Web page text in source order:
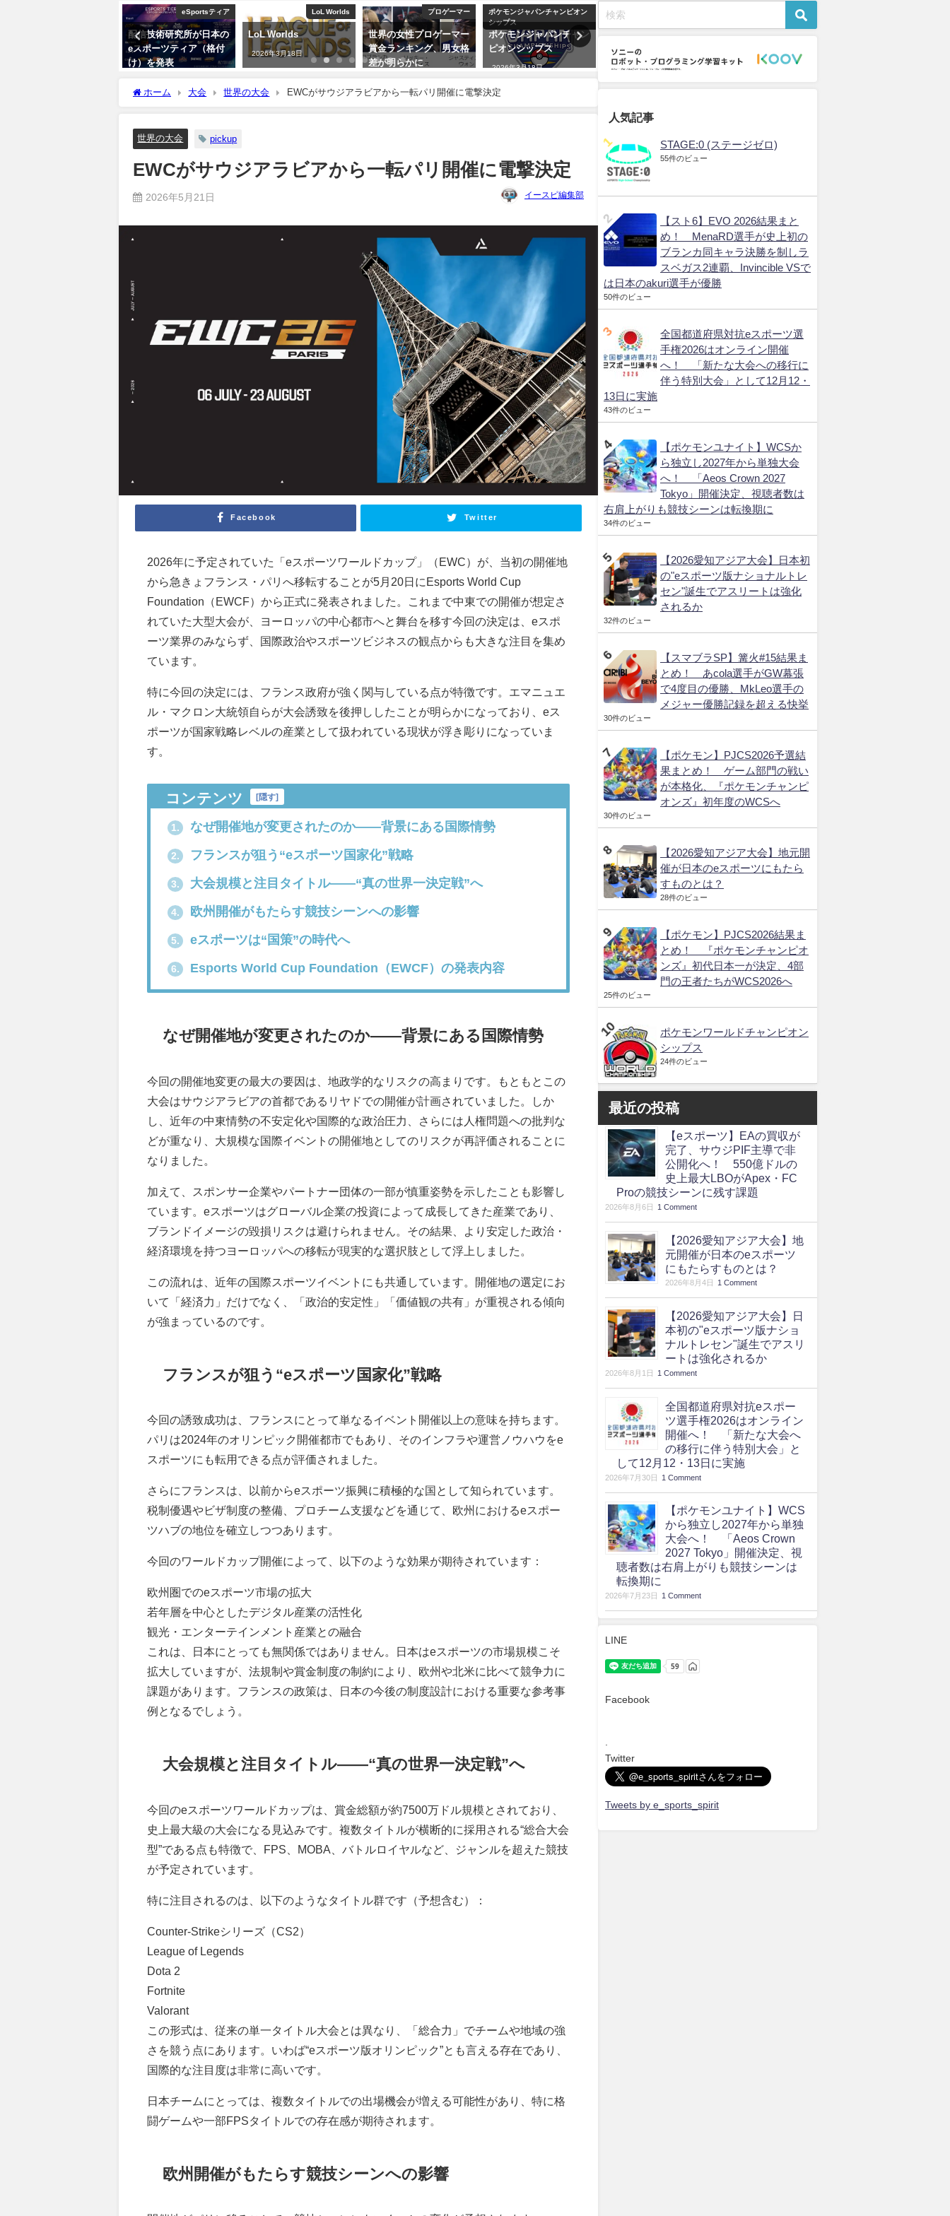
eSportsティア
配信技術研究所が日本の
eスポーツティア（格付
け）を発表
LoL Worlds
LoL Worlds
2026年3月18日
プロゲーマー
世界の女性プロゲーマー
賞金ランキング、男女格
差が明らかに
ポケモンジャパンチャンピオン
シップス
ポケモンジャパンチャン
ピオンシップス
2026年3月18日
2025」賞金総額100億円
超と発表 eスポーツ史
プロゲーマー
ア 米国で有効性が実証
ホーム 大会 世界の大会 EWCがサウジアラビアから一転パリ開催に電撃決定
世界の大会 pickup
EWCがサウジアラビアから一転パリ開催に電撃決定
2026年5月21日 イースピ編集部
Facebook Twitter
2026年に予定されていた「eスポーツワールドカップ」（EWC）が、当初の開催地
から急きょフランス・パリへ移転することが5月20日にEsports World Cup
Foundation（EWCF）から正式に発表されました。これまで中東での開催が想定さ
れていた大型大会が、ヨーロッパの中心都市へと舞台を移す今回の決定は、eスポ
ーツ業界のみならず、国際政治やスポーツビジネスの観点からも大きな注目を集め
ています。
特に今回の決定には、フランス政府が強く関与している点が特徴です。エマニュエ
ル・マクロン大統領自らが大会誘致を後押ししたことが明らかになっており、eス
ポーツが国家戦略レベルの産業として扱われている現状が浮き彫りになっていま
す。
コンテンツ [隠す]
1. なぜ開催地が変更されたのか――背景にある国際情勢
2. フランスが狙う“eスポーツ国家化”戦略
3. 大会規模と注目タイトル――“真の世界一決定戦”へ
4. 欧州開催がもたらす競技シーンへの影響
5. eスポーツは“国策”の時代へ
6. Esports World Cup Foundation（EWCF）の発表内容
なぜ開催地が変更されたのか――背景にある国際情勢
今回の開催地変更の最大の要因は、地政学的なリスクの高まりです。もともとこの
大会はサウジアラビアの首都であるリヤドでの開催が計画されていました。しか
し、近年の中東情勢の不安定化や国際的な政治圧力、さらには人権問題への批判な
どが重なり、大規模な国際イベントの開催地としてのリスクが再評価されることに
なりました。
加えて、スポンサー企業やパートナー団体の一部が慎重姿勢を示したことも影響し
ています。eスポーツはグローバル企業の投資によって成長してきた産業であり、
ブランドイメージの毀損リスクは避けられません。その結果、より安定した政治・
経済環境を持つヨーロッパへの移転が現実的な選択肢として浮上しました。
この流れは、近年の国際スポーツイベントにも共通しています。開催地の選定にお
いて「経済力」だけでなく、「政治的安定性」「価値観の共有」が重視される傾向
が強まっているのです。
フランスが狙う“eスポーツ国家化”戦略
今回の誘致成功は、フランスにとって単なるイベント開催以上の意味を持ちます。
パリは2024年のオリンピック開催都市でもあり、そのインフラや運営ノウハウをe
スポーツにも転用できる点が評価されました。
さらにフランスは、以前からeスポーツ振興に積極的な国として知られています。
税制優遇やビザ制度の整備、プロチーム支援などを通じて、欧州におけるeスポー
ツハブの地位を確立しつつあります。
今回のワールドカップ開催によって、以下のような効果が期待されています：
欧州圏でのeスポーツ市場の拡大
若年層を中心としたデジタル産業の活性化
観光・エンターテインメント産業との融合
これは、日本にとっても無関係ではありません。日本はeスポーツの市場規模こそ
拡大していますが、法規制や賞金制度の制約により、欧州や北米に比べて競争力に
課題があります。フランスの政策は、日本の今後の制度設計における重要な参考事
例となるでしょう。
大会規模と注目タイトル――“真の世界一決定戦”へ
今回のeスポーツワールドカップは、賞金総額が約7500万ドル規模とされており、
史上最大級の大会になる見込みです。複数タイトルが横断的に採用される“総合大会
型”である点も特徴で、FPS、MOBA、バトルロイヤルなど、ジャンルを超えた競技
が予定されています。
特に注目されるのは、以下のようなタイトル群です（予想含む）：
Counter-Strikeシリーズ（CS2）
League of Legends
Dota 2
Fortnite
Valorant
この形式は、従来の単一タイトル大会とは異なり、「総合力」でチームや地域の強
さを競う点にあります。いわば“eスポーツ版オリンピック”とも言える存在であり、
国際的な注目度は非常に高いです。
日本チームにとっては、複数タイトルでの出場機会が増える可能性があり、特に格
闘ゲームや一部FPSタイトルでの存在感が期待されます。
欧州開催がもたらす競技シーンへの影響
人気記事
STAGE:0 (ステージゼロ)
55件のビュー
【スト6】EVO 2026結果まと
め！ MenaRD選手が史上初の
ブランカ同キャラ決勝を制しラ
スベガス2連覇、Invincible VSで
は日本のakuri選手が優勝
50件のビュー
全国都道府県対抗eスポーツ選
手権2026はオンライン開催
へ！ 「新たな大会への移行に
伴う特別大会」として12月12・
13日に実施
43件のビュー
【ポケモンユナイト】WCSか
ら独立し2027年から単独大会
へ！ 「Aeos Crown 2027
Tokyo」開催決定、視聴者数は
右肩上がりも競技シーンは転換期に
34件のビュー
【2026愛知アジア大会】日本初
の"eスポーツ版ナショナルトレ
セン"誕生でアスリートは強化
されるか
32件のビュー
【スマブラSP】篝火#15結果ま
とめ！ あcola選手がGW幕張
で4度目の優勝、MkLeo選手の
メジャー優勝記録を超える快挙
30件のビュー
【ポケモン】PJCS2026予選結
果まとめ！ ゲーム部門の戦い
が本格化、『ポケモンチャンピ
オンズ』初年度のWCSへ
30件のビュー
【2026愛知アジア大会】地元開
催が日本のeスポーツにもたら
すものとは？
28件のビュー
【ポケモン】PJCS2026結果ま
とめ！ 『ポケモンチャンピオ
ンズ』初代日本一が決定、4部
門の王者たちがWCS2026へ
25件のビュー
ポケモンワールドチャンピオン
シップス
24件のビュー
最近の投稿
【eスポーツ】EAの買収が
完了、サウジPIF主導で非
公開化へ！ 550億ドルの
史上最大LBOがApex・FC
Proの競技シーンに残す課題
2026年8月6日 1 Comment
【2026愛知アジア大会】地
元開催が日本のeスポーツ
にもたらすものとは？
2026年8月4日 1 Comment
【2026愛知アジア大会】日
本初の"eスポーツ版ナショ
ナルトレセン"誕生でアスリ
ートは強化されるか
2026年8月1日 1 Comment
全国都道府県対抗eスポー
ツ選手権2026はオンライン
開催へ！ 「新たな大会へ
の移行に伴う特別大会」と
して12月12・13日に実施
2026年7月30日 1 Comment
【ポケモンユナイト】WCS
から独立し2027年から単独
大会へ！ 「Aeos Crown
2027 Tokyo」開催決定、視
聴者数は右肩上がりも競技シーンは
転換期に
2026年7月23日 1 Comment
LINE
Facebook
Twitter
Tweets by e_sports_spirit